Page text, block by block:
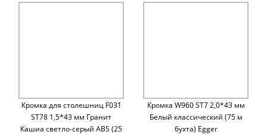
Кромка для столешниц F031
ST78 1,5*43 мм Гранит
Кашиа светло-серый ABS (25
Кромка W960 ST7 2,0*43 мм
Белый классический (75 м
бухта) Egger